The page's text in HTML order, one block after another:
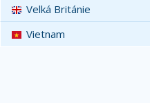
Velká Británie
Vietnam